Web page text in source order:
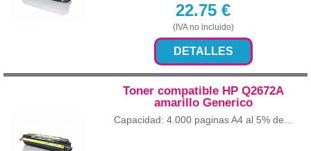
22.75 €
(IVA no incluido)
DETALLES
Toner compatible HP Q2672A
amarillo Generico
Capacidad: 4.000 paginas A4 al 5% de...